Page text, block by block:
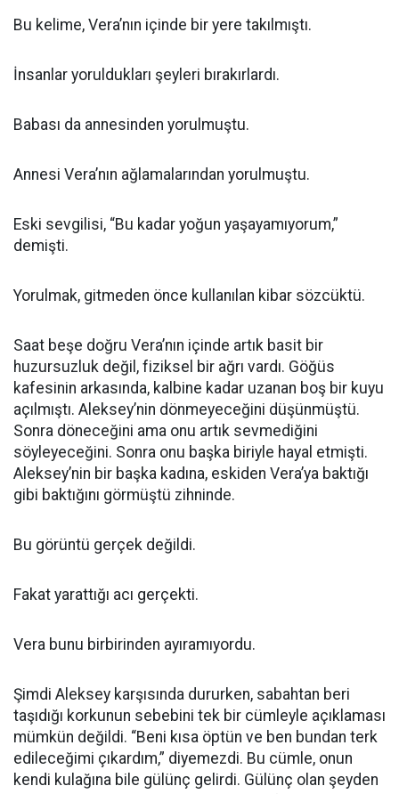
Bu kelime, Vera’nın içinde bir yere takılmıştı.
İnsanlar yoruldukları şeyleri bırakırlardı.
Babası da annesinden yorulmuştu.
Annesi Vera’nın ağlamalarından yorulmuştu.
Eski sevgilisi, “Bu kadar yoğun yaşayamıyorum,”
demişti.
Yorulmak, gitmeden önce kullanılan kibar sözcüktü.
Saat beşe doğru Vera’nın içinde artık basit bir
huzursuzluk değil, fiziksel bir ağrı vardı. Göğüs
kafesinin arkasında, kalbine kadar uzanan boş bir kuyu
açılmıştı. Aleksey’nin dönmeyeceğini düşünmüştü.
Sonra döneceğini ama onu artık sevmediğini
söyleyeceğini. Sonra onu başka biriyle hayal etmişti.
Aleksey’nin bir başka kadına, eskiden Vera’ya baktığı
gibi baktığını görmüştü zihninde.
Bu görüntü gerçek değildi.
Fakat yarattığı acı gerçekti.
Vera bunu birbirinden ayıramıyordu.
Şimdi Aleksey karşısında dururken, sabahtan beri
taşıdığı korkunun sebebini tek bir cümleyle açıklaması
mümkün değildi. “Beni kısa öptün ve ben bundan terk
edileceğimi çıkardım,” diyemezdi. Bu cümle, onun
kendi kulağına bile gülünç gelirdi. Gülünç olan şeyden